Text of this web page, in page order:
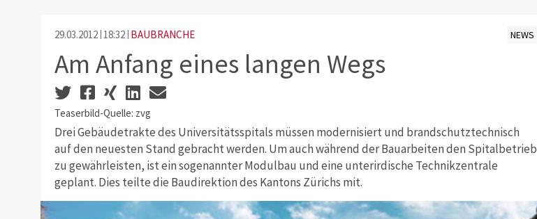
29.03.2012 18:32 BAUBRANCHE NEWS
Am Anfang eines langen Wegs
Teaserbild-Quelle: zvg
Drei Gebäudetrakte des Universitätsspitals müssen modernisiert und brandschutztechnisch
auf den neuesten Stand gebracht werden. Um auch während der Bauarbeiten den Spitalbetrieb
zu gewährleisten, ist ein sogenannter Modulbau und eine unterirdische Technikzentrale
geplant. Dies teilte die Baudirektion des Kantons Zürichs mit.